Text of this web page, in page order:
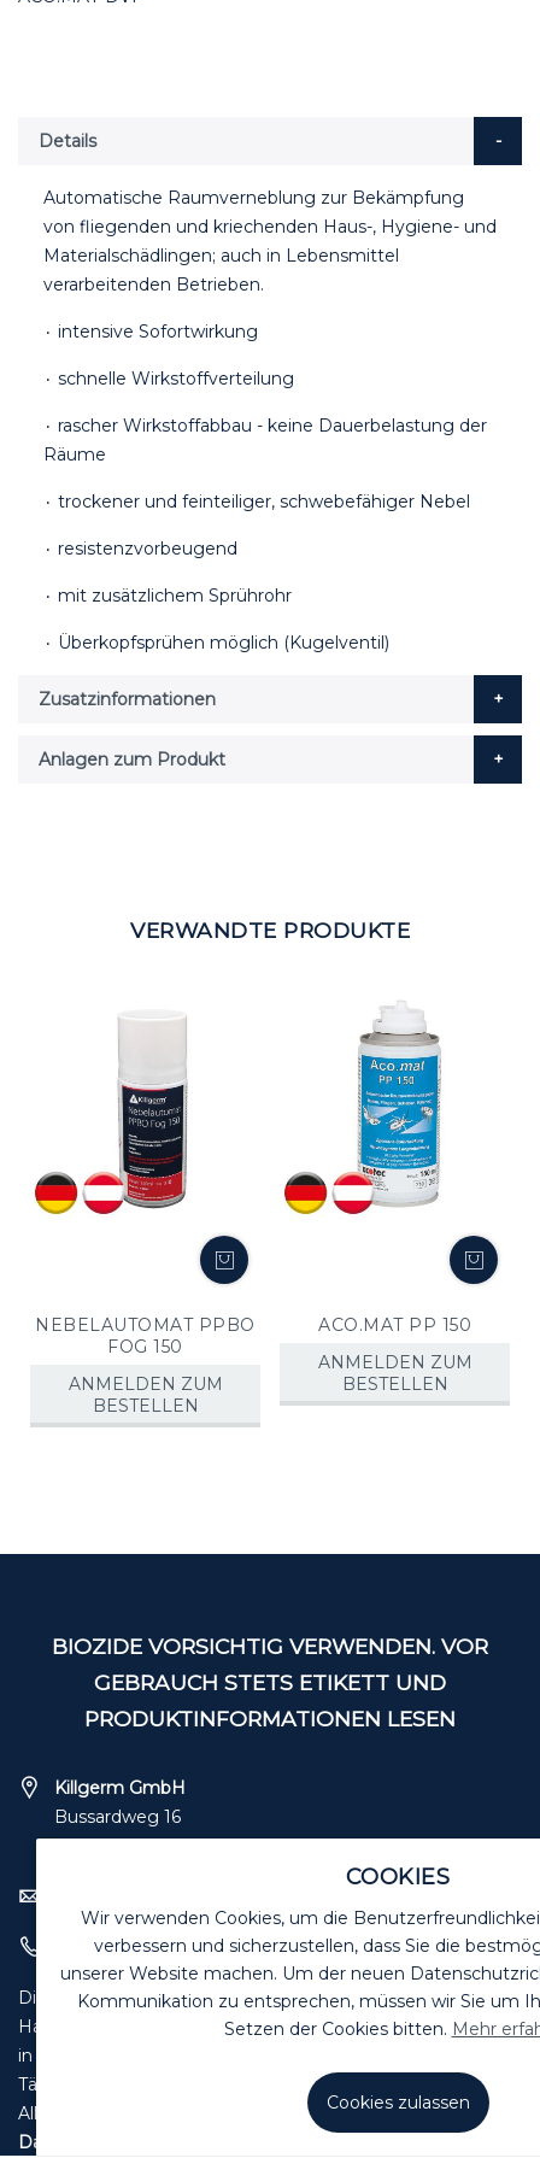
COOKIES
Wir verwenden Cookies, um die
verbessern und sicherzustellen, dass Sie die
unserer Website machen. Um der neuen
Kommunikation zu entsprechen, müssen wir Sie um
Setzen der Cookies bitten. Mehr
Cookies zulassen
Details
Automatische Raumverneblung zur Bekämpfung
von fliegenden und kriechenden Haus-, Hygiene- und
Materialschädlingen; auch in Lebensmittel
verarbeitenden Betrieben.
۰ intensive Sofortwirkung
۰ schnelle Wirkstoffverteilung
۰ rascher Wirkstoffabbau - keine Dauerbelastung der
Räume
۰ trockener und feinteiliger, schwebefähiger Nebel
۰ resistenzvorbeugend
۰ mit zusätzlichem Sprührohr
۰ Überkopfsprühen möglich (Kugelventil)
Zusatzinformationen
Anlagen zum Produkt
VERWANDTE PRODUKTE
NEBELAUTOMAT PPBO
FOG 150
ANMELDEN ZUM
BESTELLEN
ACO.MAT PP 150
ANMELDEN ZUM
BESTELLEN
BIOZIDE VORSICHTIG VERWENDEN. VOR
GEBRAUCH STETS ETIKETT UND
PRODUKTINFORMATIONEN LESEN
Killgerm GmbH
Bussardweg 16
41468 Neuss
+49 (0) 2131 – 71 8090
Die Angebote in diesem Katalog sind für Industrie,
Handwerk und Handel zur Verwendung
in der selbstständigen, beruflichen oder gewerblichen
Tätigkeit bestimmt.
Alle unsere Preise im Katalog sind zuzüglich gesetzl. MwSt.
Datenschutzerklärung